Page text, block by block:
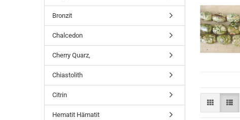
Bronzit
Chalcedon
Cherry Quarz,
Chiastolith
Citrin
Hematit Hämatit